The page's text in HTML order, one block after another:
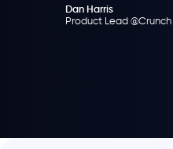
Dan Harris
Product Lead @Crunch